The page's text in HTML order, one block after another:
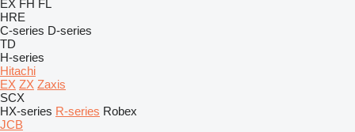
EX FH FL
HRE
C-series D-series
TD
H-series
Hitachi
EX ZX Zaxis
SCX
HX-series R-series Robex
JCB